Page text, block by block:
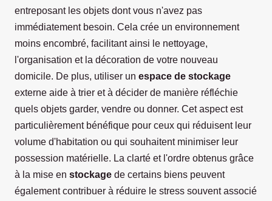
entreposant les objets dont vous n'avez pas
immédiatement besoin. Cela crée un environnement
moins encombré, facilitant ainsi le nettoyage,
l'organisation et la décoration de votre nouveau
domicile. De plus, utiliser un espace de stockage
externe aide à trier et à décider de manière réfléchie
quels objets garder, vendre ou donner. Cet aspect est
particulièrement bénéfique pour ceux qui réduisent leur
volume d'habitation ou qui souhaitent minimiser leur
possession matérielle. La clarté et l'ordre obtenus grâce
à la mise en stockage de certains biens peuvent
également contribuer à réduire le stress souvent associé